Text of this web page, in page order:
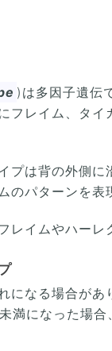
)は多因子遺伝
フレイム、タ
プは背の外側に
のパターンを表
レイムやハーレ
になる場合があ
満になった場合、